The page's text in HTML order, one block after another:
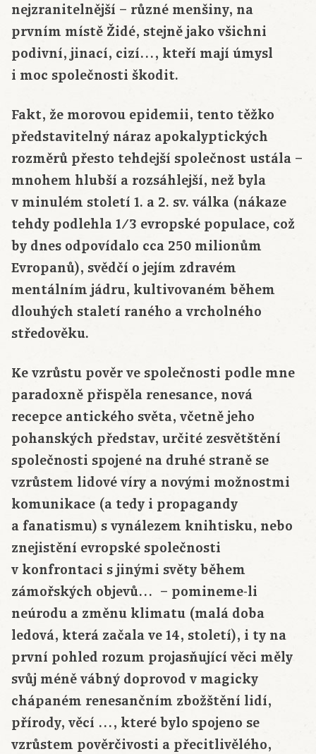
nejzranitelnější – různé menšiny, na
prvním místě Židé, stejně jako všichni
podivní, jinací, cizí…, kteří mají úmysl
i moc společnosti škodit.
Fakt, že morovou epidemii, tento těžko
představitelný náraz apokalyptických
rozměrů přesto tehdejší společnost ustála –
mnohem hlubší a rozsáhlejší, než byla
v minulém století 1. a 2. sv. válka (nákaze
tehdy podlehla 1/3 evropské populace, což
by dnes odpovídalo cca 250 milionům
Evropanů), svědčí o jejím zdravém
mentálním jádru, kultivovaném během
dlouhých staletí raného a vrcholného
středověku.
Ke vzrůstu pověr ve společnosti podle mne
paradoxně přispěla renesance, nová
recepce antického světa, včetně jeho
pohanských představ, určité zesvětštění
společnosti spojené na druhé straně se
vzrůstem lidové víry a novými možnostmi
komunikace (a tedy i propagandy
a fanatismu) s vynálezem knihtisku, nebo
znejistění evropské společnosti
v konfrontaci s jinými světy během
zámořských objevů… – pomineme-li
neúrodu a změnu klimatu (malá doba
ledová, která začala ve 14, století), i ty na
první pohled rozum projasňující věci měly
svůj méně vábný doprovod v magicky
chápaném renesančním zbožštění lidí,
přírody, věcí …, které bylo spojeno se
vzrůstem pověrčivosti a přecitlivělého,